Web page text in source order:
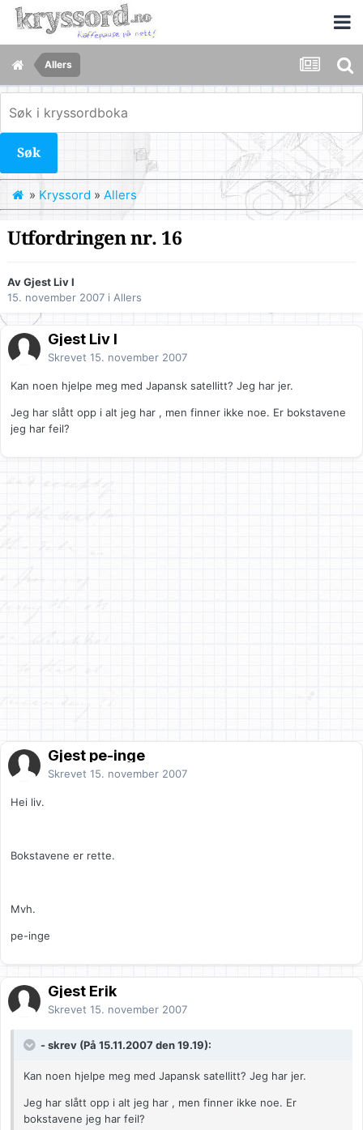
Allers
Søk
» Kryssord » Allers
Utfordringen nr. 16
Av Gjest Liv I
15. november 2007 i Allers
Gjest Liv I
Skrevet 15. november 2007
Kan noen hjelpe meg med Japansk satellitt? Jeg har jer.
Jeg har slått opp i alt jeg har , men finner ikke noe. Er bokstavene
jeg har feil?
Gjest pe-inge
Skrevet 15. november 2007
Hei liv.
Bokstavene er rette.
Mvh.
pe-inge
Gjest Erik
Skrevet 15. november 2007
- skrev (På 15.11.2007 den 19.19):
Kan noen hjelpe meg med Japansk satellitt? Jeg har jer.
Jeg har slått opp i alt jeg har , men finner ikke noe. Er
bokstavene jeg har feil?